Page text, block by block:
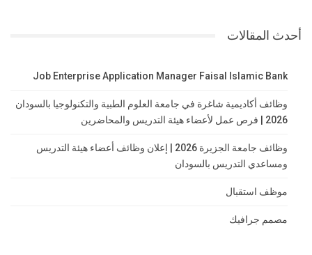
أحدث المقالات
Job Enterprise Application Manager Faisal Islamic Bank
وظائف أكاديمية شاغرة في جامعة العلوم الطبية والتكنولوجيا بالسودان
2026 | فرص عمل لأعضاء هيئة التدريس والمحاضرين
وظائف جامعة الجزيرة 2026 | إعلان وظائف أعضاء هيئة التدريس
ومساعدي التدريس بالسودان
موظف استقبال
مصمم جرافيك